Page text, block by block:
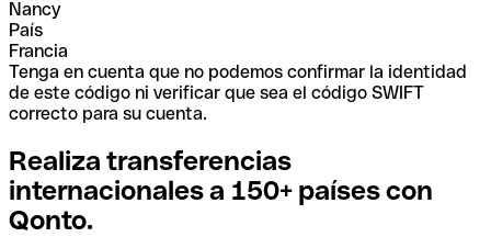
Nancy
País
Francia
Tenga en cuenta que no podemos confirmar la identidad
de este código ni verificar que sea el código SWIFT
correcto para su cuenta.
Realiza transferencias
internacionales a 150+ países con
Qonto.